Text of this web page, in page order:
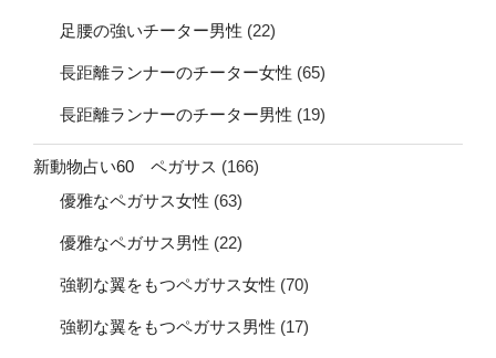
足腰の強いチーター男性 (22)
長距離ランナーのチーター女性 (65)
長距離ランナーのチーター男性 (19)
新動物占い60 ペガサス (166)
優雅なペガサス女性 (63)
優雅なペガサス男性 (22)
強靭な翼をもつペガサス女性 (70)
強靭な翼をもつペガサス男性 (17)